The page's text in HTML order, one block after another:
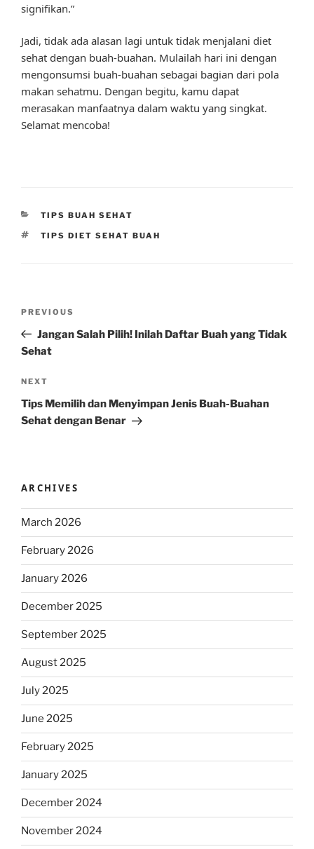
signifikan.”
Jadi, tidak ada alasan lagi untuk tidak menjalani diet
sehat dengan buah-buahan. Mulailah hari ini dengan
mengonsumsi buah-buahan sebagai bagian dari pola
makan sehatmu. Dengan begitu, kamu dapat
merasakan manfaatnya dalam waktu yang singkat.
Selamat mencoba!
CATEGORIES
TIPS BUAH SEHAT
TAGS
TIPS DIET SEHAT BUAH
Previous
Post
PREVIOUS
Jangan Salah Pilih! Inilah Daftar Buah yang Tidak
Sehat
Next
Post
NEXT
Tips Memilih dan Menyimpan Jenis Buah-Buahan
Sehat dengan Benar
ARCHIVES
March 2026
February 2026
January 2026
December 2025
September 2025
August 2025
July 2025
June 2025
February 2025
January 2025
December 2024
November 2024